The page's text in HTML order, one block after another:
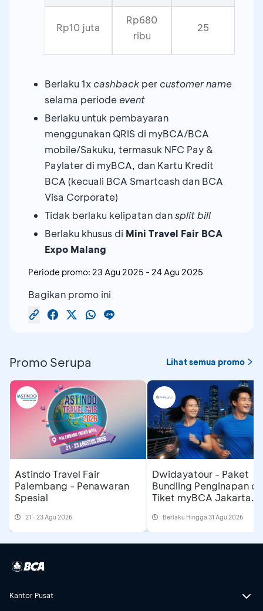
Rp10 juta
Rp680
ribu
25
Berlaku 1x cashback per customer name
selama periode event
Berlaku untuk pembayaran
menggunakan QRIS di myBCA/BCA
mobile/Sakuku, termasuk NFC Pay &
Paylater di myBCA, dan Kartu Kredit
BCA (kecuali BCA Smartcash dan BCA
Visa Corporate)
Tidak berlaku kelipatan dansplit bill
Berlaku khusus di Mini Travel Fair BCA
Expo Malang
Periode promo: 23 Agu 2025 - 24 Agu 2025
Bagikan promo ini
Promo Serupa Lihat semua promo
Astindo Travel Fair
Palembang - Penawaran
Spesial
21 - 23 Agu 2026
Dwidayatour - Paket
Bundling Penginapan
Tiket myBCA Jakarta
Berlaku Hingga 31 Agu 2026
Kantor Pusat